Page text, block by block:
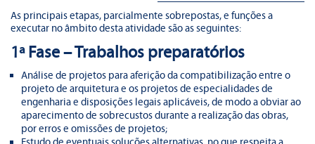
As principais etapas, parcialmente sobrepostas, e funções a
executar no âmbito desta atividade são as seguintes:
1ª Fase – Trabalhos preparatórios
Análise de projetos para aferição da compatibilização entre o
projeto de arquitetura e os projetos de especialidades de
engenharia e disposições legais aplicáveis, de modo a obviar ao
aparecimento de sobrecustos durante a realização das obras,
por erros e omissões de projetos;